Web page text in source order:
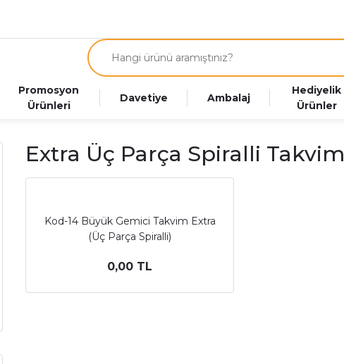
Promosyon
Ürünleri
Davetiye Ambalaj
Hediyelik
Ürünler
Extra Üç Parça Spiralli Takvim
Kod-14 Büyük Gemici Takvim Extra
(Üç Parça Spiralli)
0,00 TL